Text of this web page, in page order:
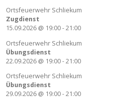
Ortsfeuerwehr Schliekum
Zugdienst
15.09.2026 @ 19:00-21:00
Ortsfeuerwehr Schliekum
Übungsdienst
22.09.2026 @ 19:00-21:00
Ortsfeuerwehr Schliekum
Übungsdienst
29.09.2026 @ 19:00-21:00